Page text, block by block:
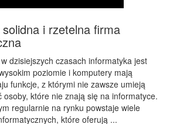
i rzetelna firma
dzisiejszych czasach informatyka jest
poziomie i komputery mają
funkcje, z którymi nie zawsze umieją
osoby, które nie znają się na informatyce.
regularnie na rynku powstaje wiele
które oferują ...